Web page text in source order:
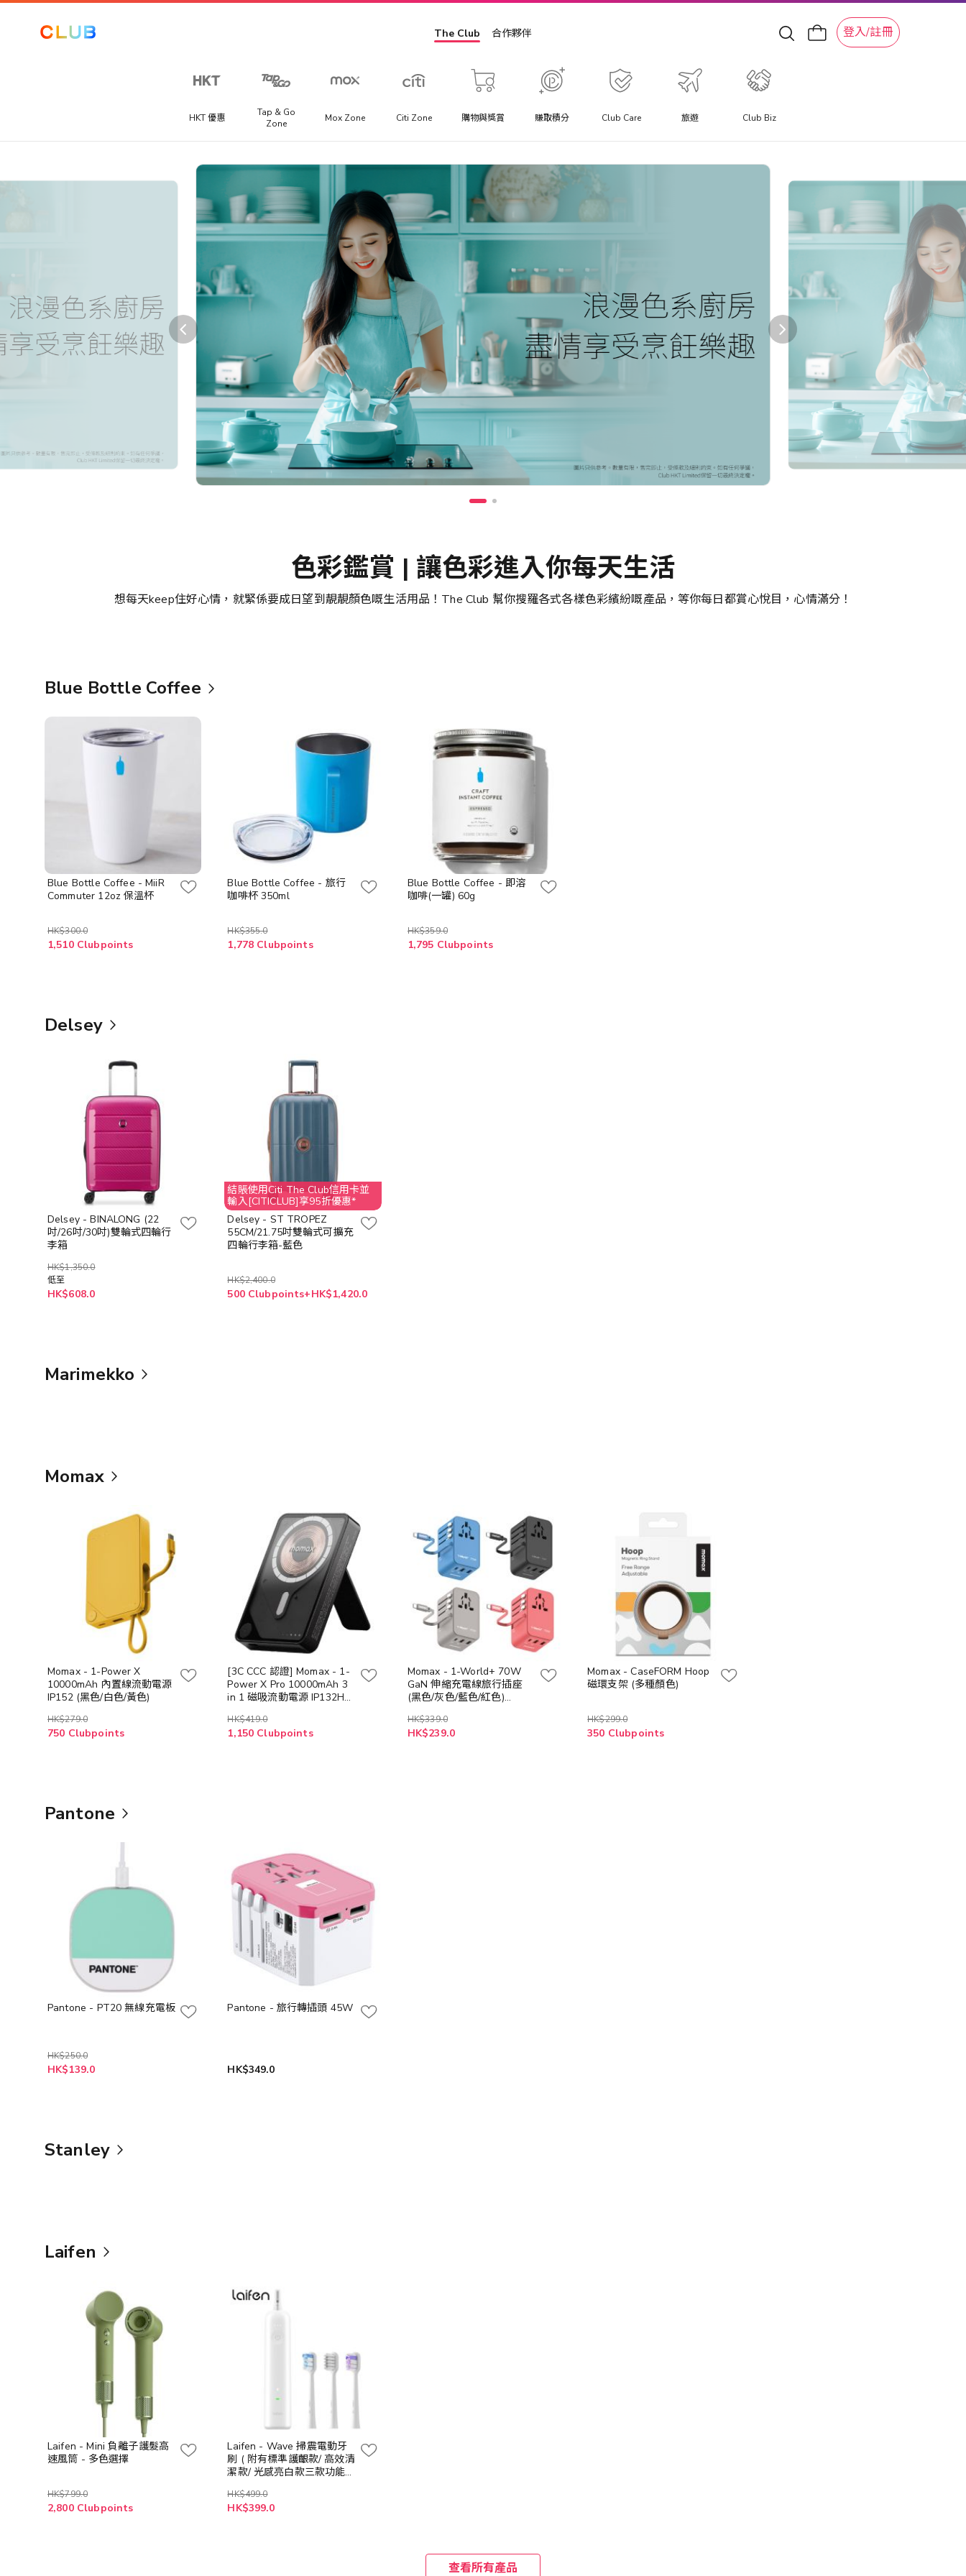
讓我們
從以下選
>「修改個
人資料」
>「喜好設
定」中更
The Club 合作夥伴
HKT 優惠
Tap & Go
Zone
Mox Zone Citi Zone 購物與獎賞
家電及家品
親子及寵物
健康與運動
賺取積分 Club Care 旅遊
提供不同國家精彩賽事旅遊套票，讓你快人一步搶購到一級方
程式、足球聯賽或馬拉松門票。
景點門票
提供你最優惠價格的景點門票、一日遊行程與當地交通套票優
惠。
特色旅遊體驗
體驗提供與以往不同的旅遊體驗，讓您更深入體驗當地特色文
提供宅度假優惠，每間酒店都各有特色，包括精緻晚餐、自助
早餐、兒童樂園或SPA水療服務等。
Club Biz
登入/註冊
色彩鑑賞 | 讓色彩進入你每天生活
想每天keep住好心情，就緊係要成日望到靚靚顏色嘅生活用品！The Club 幫你搜羅各式各樣色彩繽紛嘅產品，等你每日都賞心悅目，心情滿分！
Blue Bottle Coffee
Blue Bottle Coffee - MiiR
Commuter 12oz 保溫杯
HK$300.0
1,510 Clubpoints
Blue Bottle Coffee - 旅行
咖啡杯 350ml
HK$355.0
1,778 Clubpoints
Blue Bottle Coffee - 即溶
咖啡(一罐) 60g
HK$359.0
1,795 Clubpoints
Delsey
Delsey - BINALONG (22
吋/26吋/30吋)雙輪式四輪行
李箱
HK$1,350.0
低至
HK$608.0
結賬使用Citi The Club信用卡並
輸入[CITICLUB]享95折優惠*
Delsey - ST TROPEZ
55CM/21.75吋雙輪式可擴充
四輪行李箱-藍色
HK$2,400.0
500 Clubpoints+HK$1,420.0
Marimekko
Momax
Momax - 1-Power X
10000mAh 內置線流動電源
IP152 (黑色/白色/黃色)
HK$279.0
750 Clubpoints
[3C CCC 認證] Momax - 1-
Power X Pro 10000mAh 3
in 1 磁吸流動電源 IP132HK
HK$419.0
1,150 Clubpoints
Momax - 1-World+ 70W
GaN 伸縮充電線旅行插座
(黑色/灰色/藍色/紅色)
HK$339.0
HK$239.0
Momax - CaseFORM Hoop
磁環支架 (多種顏色)
HK$299.0
350 Clubpoints
Pantone
Pantone - PT20 無線充電板
HK$250.0
HK$139.0
Pantone - 旅行轉插頭 45W
HK$349.0
Stanley
Laifen
Laifen - Mini 負離子護髮高
速風筒 - 多色選擇
HK$799.0
2,800 Clubpoints
Laifen - Wave 掃震電動牙
刷 ( 附有標準護齦款/ 高效清
潔款/ 光感亮白款三款功能刷
HK$499.0
HK$399.0
查看所有產品